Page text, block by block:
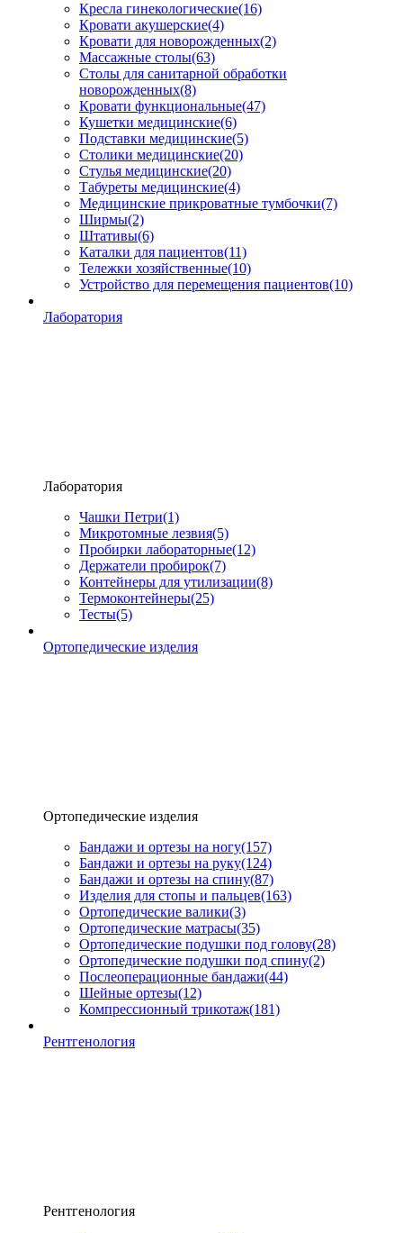
Кресла гинекологические(16)
Кровати акушерские(4)
Кровати для новорожденных(2)
Массажные столы(63)
Столы для санитарной обработки
новорожденных(8)
Кровати функциональные(47)
Кушетки медицинские(6)
Подставки медицинские(5)
Столики медицинские(20)
Стулья медицинские(20)
Табуреты медицинские(4)
Медицинские прикроватные тумбочки(7)
Ширмы(2)
Штативы(6)
Каталки для пациентов(11)
Тележки хозяйственные(10)
Устройство для перемещения пациентов(10)
Лаборатория
Лаборатория
Чашки Петри(1)
Микротомные лезвия(5)
Пробирки лабораторные(12)
Держатели пробирок(7)
Контейнеры для утилизации(8)
Термоконтейнеры(25)
Тесты(5)
Ортопедические изделия
Ортопедические изделия
Бандажи и ортезы на ногу(157)
Бандажи и ортезы на руку(124)
Бандажи и ортезы на спину(87)
Изделия для стопы и пальцев(163)
Ортопедические валики(3)
Ортопедические матрасы(35)
Ортопедические подушки под голову(28)
Ортопедические подушки под спину(2)
Послеоперационные бандажи(44)
Шейные ортезы(12)
Компрессионный трикотаж(181)
Рентгенология
Рентгенология